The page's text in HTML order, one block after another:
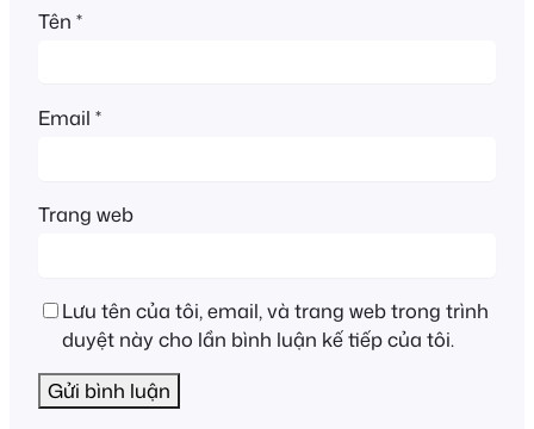
Tên *
Email *
Trang web
Lưu tên của tôi, email, và trang web trong trình
duyệt này cho lần bình luận kế tiếp của tôi.